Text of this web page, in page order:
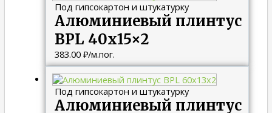
Под гипсокартон и штукатурку
Алюминиевый плинтус
BPL 40х15×2
383.00 ₽/м.пог.
Под гипсокартон и штукатурку
Алюминиевый плинтус